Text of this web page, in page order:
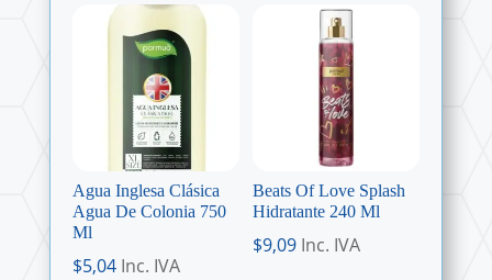
Agua Inglesa Clásica
Agua De Colonia 750
Ml
$5,04 Inc. IVA
Beats Of Love Splash
Hidratante 240 Ml
$9,09 Inc. IVA